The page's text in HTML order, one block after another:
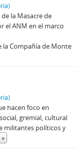
la Masacre de
el ANM en el marco
la Compañía de Monte
hacen foco en
gremial, cultural
militantes políticos y
»